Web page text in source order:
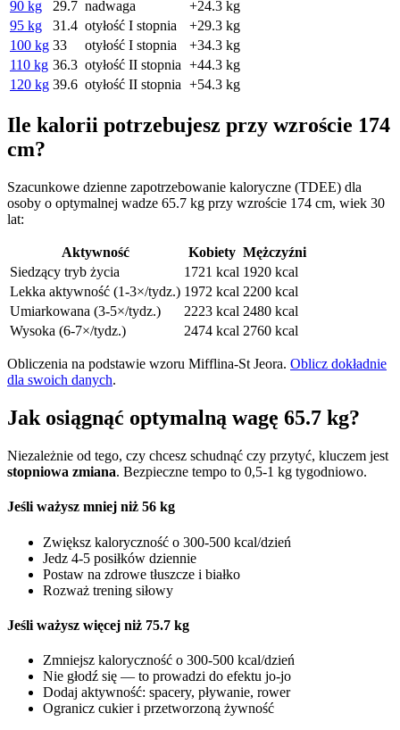
90 kg
29.7 nadwaga
+24.3 kg
95 kg
31.4 otyłość I stopnia
+29.3 kg
100 kg 33 otyłość I stopnia
+34.3 kg
110 kg 36.3 otyłość II stopnia +44.3 kg
120 kg 39.6 otyłość II stopnia +54.3 kg
Ile kalorii potrzebujesz przy wzroście 174
cm?
Szacunkowe dzienne zapotrzebowanie kaloryczne (TDEE) dla
osoby o optymalnej wadze 65.7 kg przy wzroście 174 cm, wiek 30
lat:
Aktywność Kobiety Mężczyźni
Siedzący tryb życia
1721 kcal 1920 kcal
Lekka aktywność (1-3×/tydz.) 1972 kcal 2200 kcal
Umiarkowana (3-5×/tydz.)
2223 kcal 2480 kcal
Wysoka (6-7×/tydz.)
2474 kcal 2760 kcal
Obliczenia na podstawie wzoru Mifflina-St Jeora. Oblicz dokładnie
dla swoich danych.
Jak osiągnąć optymalną wagę 65.7 kg?
Niezależnie od tego, czy chcesz schudnąć czy przytyć, kluczem jest
stopniowa zmiana. Bezpieczne tempo to 0,5-1 kg tygodniowo.
Jeśli ważysz mniej niż 56 kg
Zwiększ kaloryczność o 300-500 kcal/dzień
Jedz 4-5 posiłków dziennie
Postaw na zdrowe tłuszcze i białko
Rozważ trening siłowy
Jeśli ważysz więcej niż 75.7 kg
Zmniejsz kaloryczność o 300-500 kcal/dzień
Nie głodź się — to prowadzi do efektu jo-jo
Dodaj aktywność: spacery, pływanie, rower
Ogranicz cukier i przetworzoną żywność